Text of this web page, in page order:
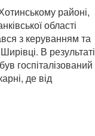
районі,
області
з керуванням та
В результаті
госпіталізований
де від